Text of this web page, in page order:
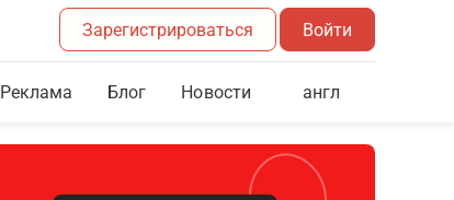
Зарегистрироваться Войти
Реклама Блог Новости англ